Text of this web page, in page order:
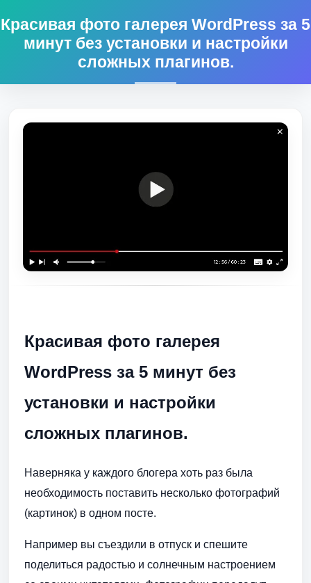
Красивая фото галерея WordPress за 5
минут без установки и настройки
сложных плагинов.
Красивая фото галерея
WordPress за 5 минут без
установки и настройки
сложных плагинов.
Наверняка у каждого блогера хоть раз была
необходимость поставить несколько фотографий
(картинок) в одном посте.
Например вы съездили в отпуск и спешите
поделиться радостью и солнечным настроением